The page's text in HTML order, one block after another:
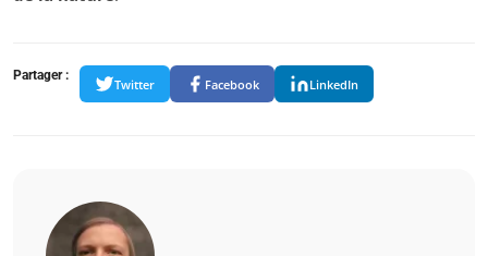
Partager :
Twitter Facebook LinkedIn